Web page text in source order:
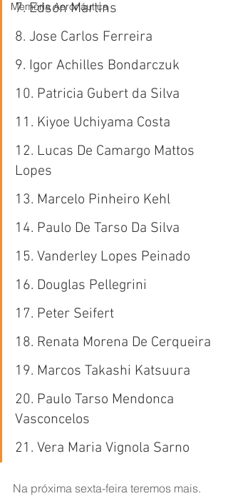
Memória Aeronáutica
7. Edson Martins
8. Jose Carlos Ferreira
9. Igor Achilles Bondarczuk
10. Patricia Gubert da Silva
11. Kiyoe Uchiyama Costa
12. Lucas De Camargo Mattos
Lopes
13. Marcelo Pinheiro Kehl
14. Paulo De Tarso Da Silva
15. Vanderley Lopes Peinado
16. Douglas Pellegrini
17. Peter Seifert
18. Renata Morena De Cerqueira
19. Marcos Takashi Katsuura
20. Paulo Tarso Mendonca
Vasconcelos
21. Vera Maria Vignola Sarno
Na próxima sexta-feira teremos mais.